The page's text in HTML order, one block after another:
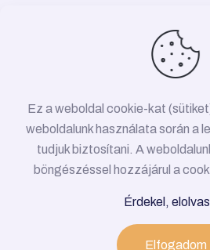
Minden jog
Adatkezelési
Ez a weboldal cookie-kat
weboldalunk használata során a
tudjuk biztosítani. A
böngészéssel hozzájárul a
Érdekel,
Elfogadom